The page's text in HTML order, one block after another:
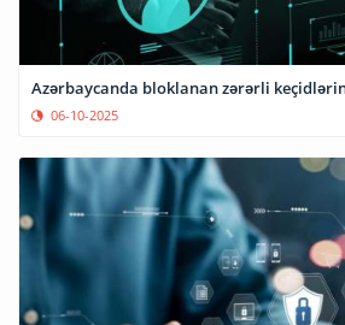
Azərbaycanda bloklanan zərərli keçidlərin
06-10-2025